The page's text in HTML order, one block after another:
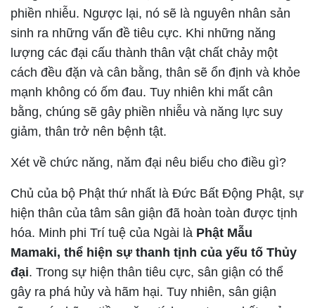
phiền nhiễu. Ngược lại, nó sẽ là nguyên nhân sản
sinh ra những vấn đề tiêu cực. Khi những năng
lượng các đại cấu thành thân vật chất chảy một
cách đều đặn và cân bằng, thân sẽ ổn định và khỏe
mạnh không có ốm đau. Tuy nhiên khi mất cân
bằng, chúng sẽ gây phiền nhiễu và năng lực suy
giảm, thân trở nên bệnh tật.
Xét về chức năng, năm đại nêu biểu cho điều gì?
Chủ của bộ Phật thứ nhất là Đức Bất Động Phật, sự
hiện thân của tâm sân giận đã hoàn toàn được tịnh
hóa. Minh phi Trí tuệ của Ngài là Phật Mẫu
Mamaki, thể hiện sự thanh tịnh của yếu tố Thủy
đại. Trong sự hiện thân tiêu cực, sân giận có thể
gây ra phá hủy và hãm hại. Tuy nhiên, sân giận